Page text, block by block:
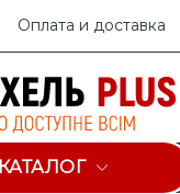
Оплата и доставка
КАТАЛОГ